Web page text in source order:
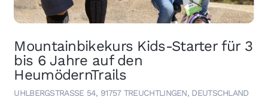
Mountainbikekurs Kids-Starter für 3
bis 6 Jahre auf den
HeumödernTrails
UHLBERGSTRASSE 54, 91757 TREUCHTLINGEN, DEUTSCHLAND